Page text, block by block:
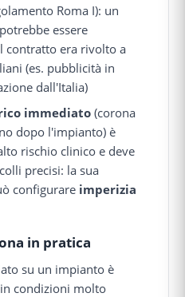
Roma I): un
essere
contratto era rivolto a
(es. pubblicità in
dall'Italia)
immediato (corona
dopo l'impianto) è
rischio clinico e deve
precisi: la sua
configurare imperizia
in pratica
su un impianto è
condizioni molto